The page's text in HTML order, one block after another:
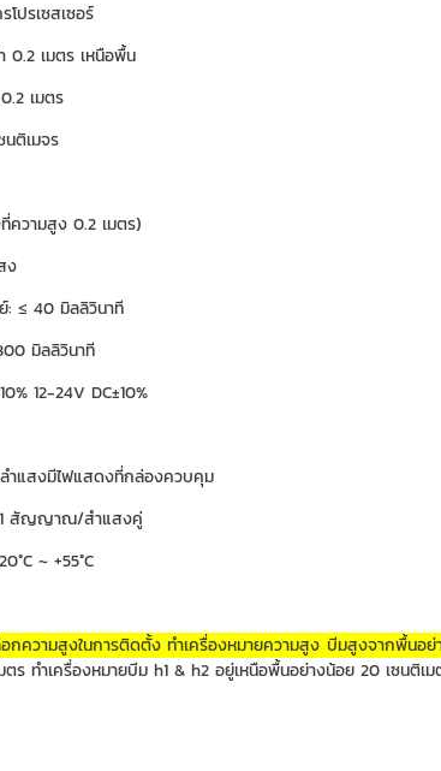
โปรเซสเซอร์
0.2 เมตร เหนือพื้น
เมตร
นติเมจร
วามสูง 0.2 เมตร)
ง
: ≤ 40 มิลลิวินาที
มิลลิวินาที
12-24V DC±10%
แสงมีไฟแสดงที่กล่องควบคุม
1 สัญญาณ/สำแสงคู่
~ +55°C
กความสูงในการติดตั้ง ทำเครื่องหมายความสูง บีมสูงจากพื้นอย่
ร ทำเครื่องหมายบีม h1 & h2 อยู่เหนือพื้นอย่างน้อย 20 เซนติเ